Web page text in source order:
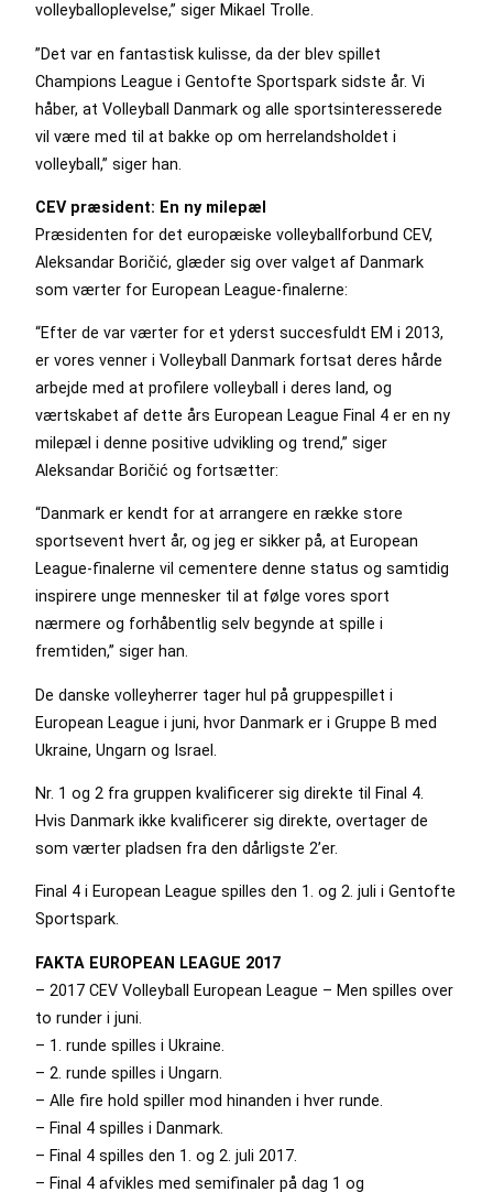
volleyballoplevelse,” siger Mikael Trolle.
”Det var en fantastisk kulisse, da der blev spillet
Champions League i Gentofte Sportspark sidste år. Vi
håber, at Volleyball Danmark og alle sportsinteresserede
vil være med til at bakke op om herrelandsholdet i
volleyball,” siger han.
CEV præsident: En ny milepæl
Præsidenten for det europæiske volleyballforbund CEV,
Aleksandar Boričić, glæder sig over valget af Danmark
som værter for European League-finalerne:
“Efter de var værter for et yderst succesfuldt EM i 2013,
er vores venner i Volleyball Danmark fortsat deres hårde
arbejde med at profilere volleyball i deres land, og
værtskabet af dette års European League Final 4 er en ny
milepæl i denne positive udvikling og trend,” siger
Aleksandar Boričić og fortsætter:
“Danmark er kendt for at arrangere en række store
sportsevent hvert år, og jeg er sikker på, at European
League-finalerne vil cementere denne status og samtidig
inspirere unge mennesker til at følge vores sport
nærmere og forhåbentlig selv begynde at spille i
fremtiden,” siger han.
De danske volleyherrer tager hul på gruppespillet i
European League i juni, hvor Danmark er i Gruppe B med
Ukraine, Ungarn og Israel.
Nr. 1 og 2 fra gruppen kvalificerer sig direkte til Final 4.
Hvis Danmark ikke kvalificerer sig direkte, overtager de
som værter pladsen fra den dårligste 2’er.
Final 4 i European League spilles den 1. og 2. juli i Gentofte
Sportspark.
FAKTA EUROPEAN LEAGUE 2017
– 2017 CEV Volleyball European League – Men spilles over
to runder i juni.
– 1. runde spilles i Ukraine.
– 2. runde spilles i Ungarn.
– Alle fire hold spiller mod hinanden i hver runde.
– Final 4 spilles i Danmark.
– Final 4 spilles den 1. og 2. juli 2017.
– Final 4 afvikles med semifinaler på dag 1 og